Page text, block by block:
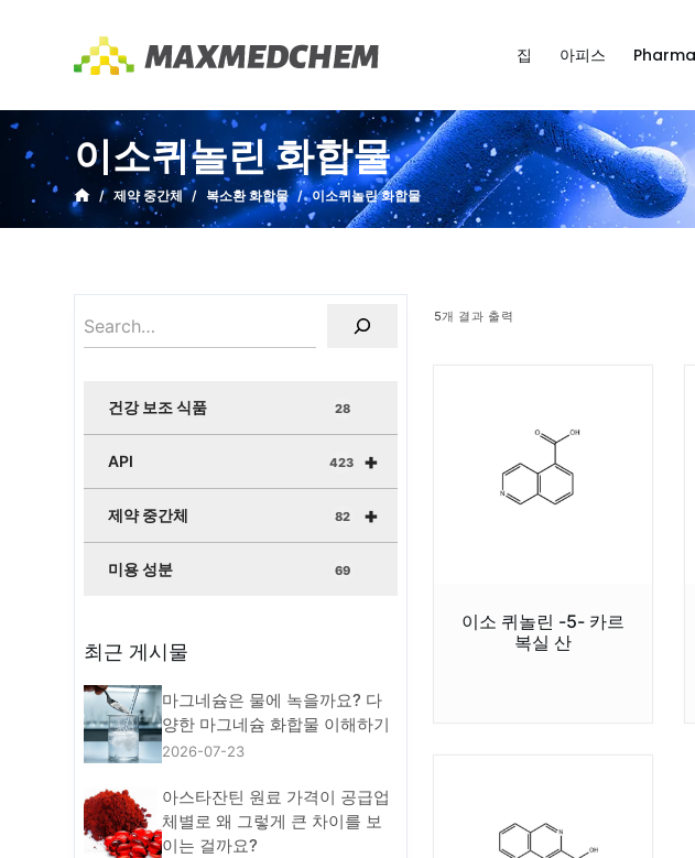
p
o
c
o
집 아피스
이소퀴놀린 화합물
/ 제약 중간체 / 복소환 화합물 / 이소퀴놀린 화합물
5개 결과 출력
이소 퀴놀린 -5- 카르
복실 산
건강 보조 식품 28
+
API 423
+
제약 중간체 82
미용 성분 69
최근 게시물
마그네슘은 물에 녹을까요? 다
양한 마그네슘 화합물 이해하기
2026-07-23
아스타잔틴 원료 가격이 공급업
체별로 왜 그렇게 큰 차이를 보
이는 걸까요?